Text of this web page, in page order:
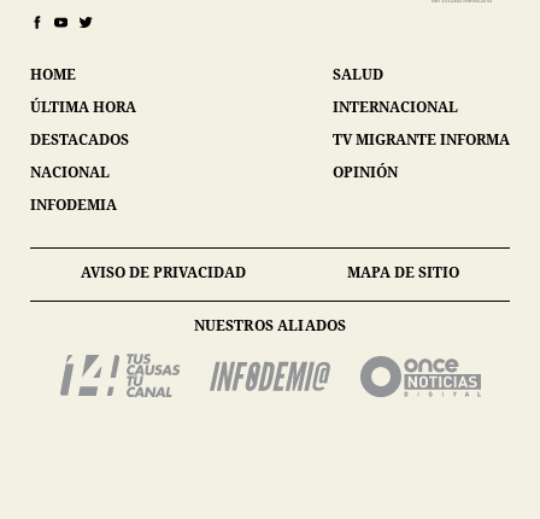
HOME
ÚLTIMA HORA
DESTACADOS
NACIONAL
INFODEMIA
SALUD
INTERNACIONAL
TV MIGRANTE INFORMA
OPINIÓN
AVISO DE PRIVACIDAD MAPA DE SITIO
NUESTROS ALIADOS